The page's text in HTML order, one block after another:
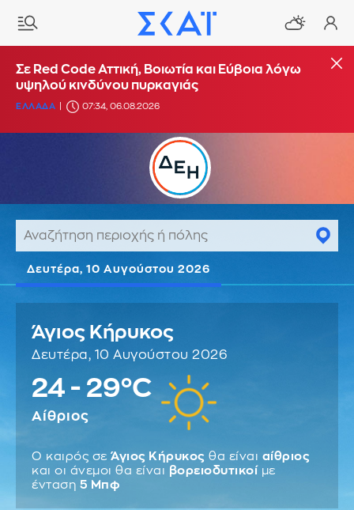
Σε Red Code Αττική, Βοιωτία και Εύβοια λόγω
υψηλού κινδύνου πυρκαγιάς
ΕΛΛΑΔΑ 07:34, 06.08.2026
Δευτέρα, 10 Αυγούστου 2026
Άγιος Κήρυκος
Δευτέρα, 10 Αυγούστου 2026
24 - 29°C
Αίθριος
Ο καιρός σε Άγιος Κήρυκος θα είναι αίθριος
και οι άνεμοι θα είναι βορειοδυτικοί με
ένταση 5 Μπφ